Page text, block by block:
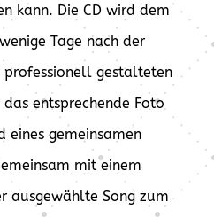
kann. Die CD wird dem
Tage nach der
gestalteten
entsprechende Foto
eines gemeinsamen
mit einem
ausgewählte Song zum